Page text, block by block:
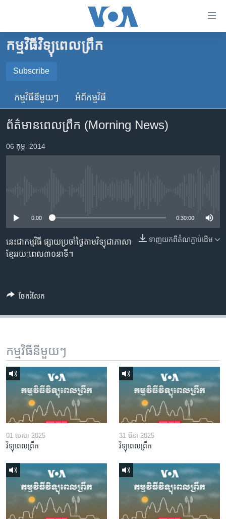
គេហទំព័រ​
ទាក់ទង
រំលង​
ទំព័រ​
ព័ត៌មាន​​
តែ​
ម្តង
រចនា
សម្ព័ន្ធ​
រំលង​
កាន់​
កម្ពុជា
អន្តរជាតិ
ចិន
ហេឡូវីអូអេ
កម្ពុជាច្នៃប្រតិដ្ឋ
កម្មវិធីទាំងអស់
Khmer English
ភាសា
កម្មវិធីវិទ្យុពេលព្រឹក
Subscribe
SUBSCRIBE
កម្មវិធី​នីមួយៗ អំពី​កម្មវិធី​
ព័ត៌មានពេលព្រឹក (Morning News)
06 កុម្ភៈ 2014
0:00 0:30:00
ទាញ​យក​ពី​តំណភ្ជាប់​ដើម
នេះជាកម្មវិធី ផ្សាយប្រចាំថ្ងៃតាមវិទ្យុជាភាសា
ខ្មែររយៈពេល៣០នាទី។
ចែករំលែក
កម្មវិធី​នីមួយៗ
01 មេសា 2025
វិទ្យុពេលព្រឹក
31 មីនា 2025
វិទ្យុពេលព្រឹក